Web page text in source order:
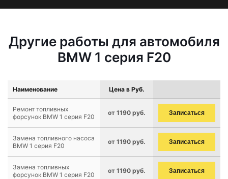
Другие работы для автомобиля
BMW 1 серия F20
Наименование Цена в Руб.
Ремонт топливных
форсунок BMW 1 серия F20
от 1190 руб. Записаться
Замена топливного насоса
BMW 1 серия F20
от 1190 руб. Записаться
Замена топливных
форсунок BMW 1 серия F20
от 1190 руб. Записаться